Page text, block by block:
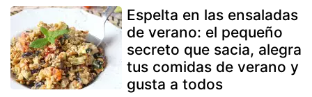
Espelta en las ensaladas
de verano: el pequeño
secreto que sacia, alegra
tus comidas de verano y
gusta a todos